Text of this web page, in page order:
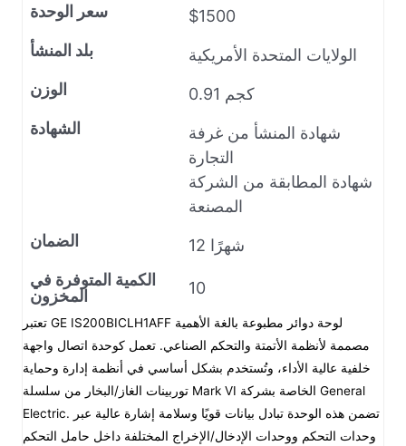
سعر الوحدة
$1500
بلد المنشأ
الولايات المتحدة الأمريكية
الوزن
0.91 كجم
الشهادة
شهادة المنشأ من غرفة
التجارة
شهادة المطابقة من الشركة
المصنعة
الضمان
12 شهرًا
الكمية المتوفرة في
المخزون
10
تعتبر GE IS200BICLH1AFF لوحة دوائر مطبوعة بالغة الأهمية
مصممة لأنظمة الأتمتة والتحكم الصناعي. تعمل كوحدة اتصال واجهة
خلفية عالية الأداء، وتُستخدم بشكل أساسي في أنظمة إدارة وحماية
توربينات الغاز/البخار من سلسلة Mark VI الخاصة بشركة General
Electric. تضمن هذه الوحدة تبادل بيانات قويًا وسلامة إشارة عالية عبر
وحدات التحكم ووحدات الإدخال/الإخراج المختلفة داخل حامل التحكم